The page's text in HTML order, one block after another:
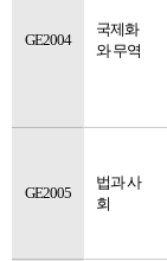
GE2004
국제화
와 무역
GE2005
법과 사
회